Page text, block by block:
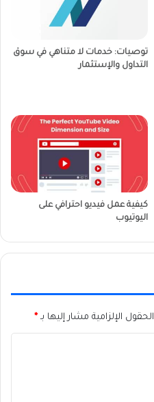
توصيات: خدمات لا متناهي في سوق
التداول والإستثمار
كيفية عمل فيديو احترافي على
اليوتيوب
الحقول الإلزامية مشار إليها بـ*